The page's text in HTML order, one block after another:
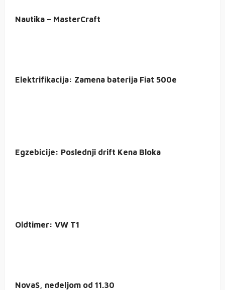
Nautika – MasterCraft
Elektrifikacija: Zamena baterija Fiat 500e
Egzebicije: Poslednji drift Kena Bloka
Oldtimer: VW T1
NovaS, nedeljom od 11.30